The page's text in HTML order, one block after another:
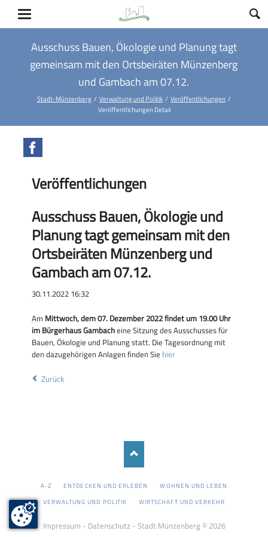
Ausschuss Bauen, Ökologie und Planung tagt
gemeinsam mit den Ortsbeiräten Münzenberg
und Gambach am 07.12.
Stadt-Münzenberg Verwaltung und Politik
Veröffentlichungen
Veröffentlichungen Detail
Veröffentlichungen
Ausschuss Bauen, Ökologie und
Planung tagt gemeinsam mit den
Ortsbeiräten Münzenberg und
Gambach am 07.12.
30.11.2022 16:32
Am Mittwoch, dem 07. Dezember 2022 findet um 19.00 Uhr
im Bürgerhaus Gambacheine Sitzung des Ausschusses für
Bauen, Ökologie und Planung statt. Die Tagesordnung mit
den dazugehörigen Anlagen finden Sie hier
Zurück
NAVIGATION
A-Z ENTDECKEN UND ERLEBEN
WOHNEN UND LEBEN
VERWALTUNG UND POLITIK
WIRTSCHAFT UND VERKEHR
Impressum - Datenschutz- Stadt Münzenberg © 2026